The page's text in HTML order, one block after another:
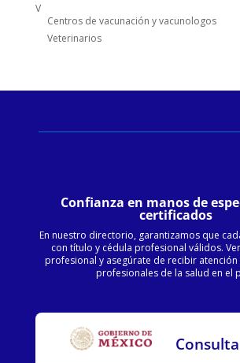
V
Centros de vacunación y vacunologos
Veterinarios
Confianza en manos de
certificados
En nuestro directorio, garantizamos que
con título y cédula profesional válidos.
profesional y asegúrate de recibir
profesionales de la salud en el